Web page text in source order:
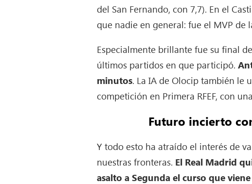
del San Fernando, con 7,7). En el
que nadie en general: fue el MVP de
Especialmente brillante fue su final
últimos partidos en que participó.
minutos. La IA de Olocip también le
competición en Primera RFEF, con
Futuro incierto
Y todo esto ha atraído el interés de
nuestras fronteras. El Real Madrid
asalto a Segunda el curso que